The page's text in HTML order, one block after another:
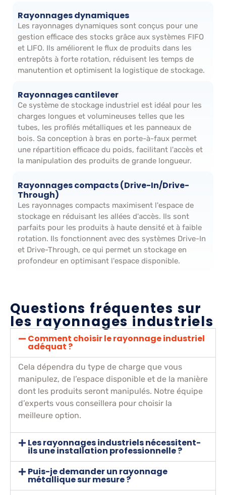
Rayonnages dynamiques
Les rayonnages dynamiques sont conçus pour une
gestion efficace des stocks grâce aux systèmes FIFO
et LIFO. Ils améliorent le flux de produits dans les
entrepôts à forte rotation, réduisent les temps de
manutention et optimisent la logistique de stockage.
Rayonnages cantilever
Ce système de stockage industriel est idéal pour les
charges longues et volumineuses telles que les
tubes, les profilés métalliques et les panneaux de
bois. Sa conception à bras en porte-à-faux permet
une répartition efficace du poids, facilitant l'accès et
la manipulation des produits de grande longueur.
Rayonnages compacts (Drive-In/Drive-
Through)
Les rayonnages compacts maximisent l'espace de
stockage en réduisant les allées d'accès. Ils sont
parfaits pour les produits à haute densité et à faible
rotation. Ils fonctionnent avec des systèmes Drive-In
et Drive-Through, ce qui permet un stockage en
profondeur en optimisant l'espace disponible.
Questions fréquentes sur
les rayonnages industriels
Comment choisir le rayonnage industriel
adéquat ?
Cela dépendra du type de charge que vous
manipulez, de l’espace disponible et de la manière
dont les produits seront manipulés. Notre équipe
d’experts vous conseillera pour choisir la
meilleure option.
Les rayonnages industriels nécessitent-
ils une installation professionnelle ?
Puis-je demander un rayonnage
métallique sur mesure ?